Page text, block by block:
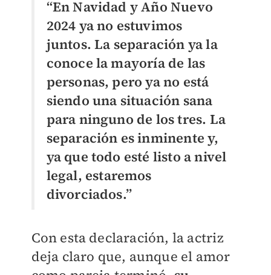
“En Navidad y Año Nuevo
2024 ya no estuvimos
juntos. La separación ya la
conoce la mayoría de las
personas, pero ya no está
siendo una situación sana
para ninguno de los tres. La
separación es inminente y,
ya que todo esté listo a nivel
legal, estaremos
divorciados.”
Con esta declaración, la actriz
deja claro que, aunque el amor